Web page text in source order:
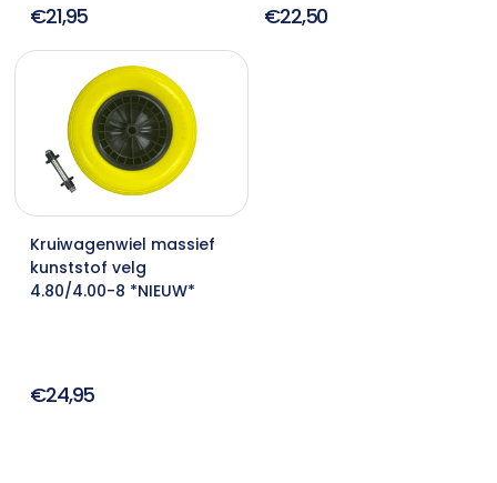
€21,95 €22,50
Kruiwagenwiel massief
kunststof velg
4.80/4.00-8 *NIEUW*
€24,95